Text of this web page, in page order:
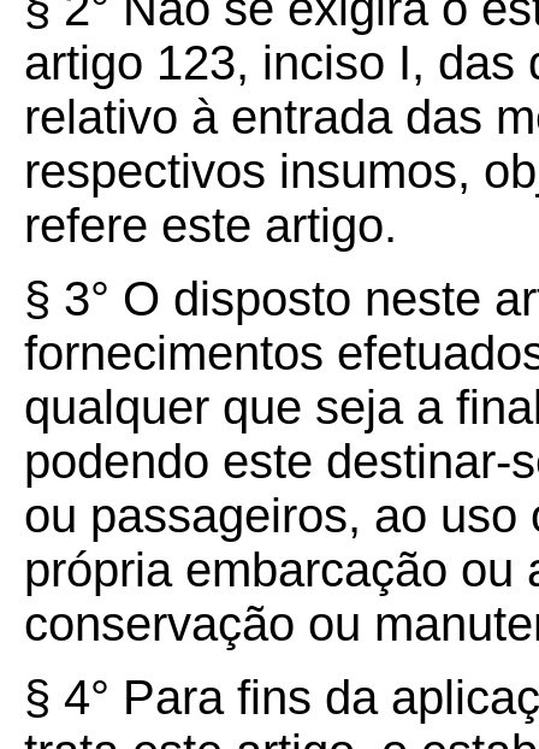
artigo 123, inciso I, das
relativo à entrada das
respectivos insumos,
refere este artigo.
§ 3° O disposto neste
fornecimentos
qualquer que seja a
podendo este destinar-
ou passageiros, ao
própria embarcação ou
conservação ou
§ 4° Para fins da